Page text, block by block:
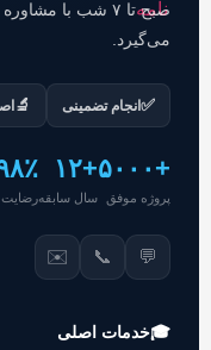
صبح تا ۷ شب با
می‌گیرد.
✅انجام تضمینی 🔬
+۵۰۰۰
پروژه موفق
+۱۲
سال سابقهرضایت
💬
📞
✉️
🎓خدمات اصلی